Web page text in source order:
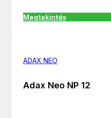
Megtekintés
ADAX NEO
Adax Neo NP 12